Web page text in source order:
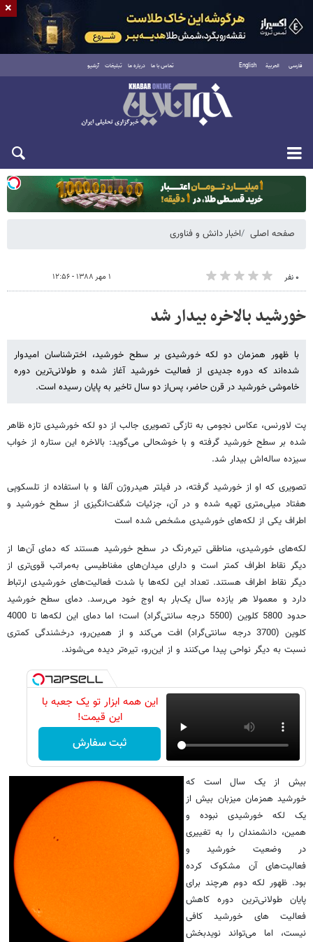
فارسی العربية English تماس با ما درباره ما تبلیغات آرشیو
یکشنبه ۱۸ مرداد ۱۴۰۵
صفحه اصلی اخبار دانش و فناوری
۰ نفر ۱ مهر ۱۳۸۸ - ۱۲:۵۶
خورشید بالاخره بیدار شد
با ظهور همزمان دو لکه خورشیدی بر سطح خورشید، اخترشناسان امیدوار
شده‌اند که دوره جدیدی از فعالیت خورشید آغاز شده و طولانی‌ترین دوره
خاموشی خورشید در قرن حاضر، پس‌از دو سال تاخیر به پایان رسیده است.
پت لاورنس، عکاس نجومی به تازگی تصویری جالب از دو لکه خورشیدی تازه ظاهر
شده بر سطح خورشید گرفته و با خوشحالی می‌گوید: بالاخره این ستاره از خواب
سیزده ساله‌اش بیدار شد.
تصویری که او از خورشید گرفته، در فیلتر هیدروژن آلفا و با استفاده از تلسکوپی
هفتاد میلی‌متری تهیه شده و در آن، جزئیات شگفت‌انگیزی از سطح خورشید و
اطراف یکی از لکه‌های خورشیدی مشخص شده است
لکه‌های خورشیدی، مناطقی تیره‌رنگ در سطح خورشید هستند که دمای آن‌ها از
دیگر نقاط اطراف کمتر است و دارای میدان‌های مغناطیسی به‌مراتب قوی‌تری از
دیگر نقاط اطراف هستند. تعداد این لکه‌ها با شدت فعالیت‌های خورشیدی ارتباط
دارد و معمولا هر یازده سال یک‌بار به اوج خود می‌رسد. دمای سطح خورشید
حدود 5800 کلوین (5500 درجه سانتی‌گراد) است؛ اما دمای این لکه‌ها تا 4000
کلوین (3700 درجه سانتی‌گراد) افت می‌کند و از همین‌رو، درخشندگی کمتری
نسبت به دیگر نواحی پیدا می‌کنند و از این‌رو، تیره‌تر دیده می‌شوند.
این همه ابزار تو یک جعبه با
این قیمت!
ثبت سفارش
بیش از یک سال است که
خورشید همزمان میزبان بیش از
یک لکه خورشیدی نبوده و
همین، دانشمندان را به تغییری
در وضعیت خورشید و
فعالیت‌های آن مشکوک کرده
بود. ظهور لکه دوم هرچند برای
پایان طولانی‌ترین دوره کاهش
فعالیت های خورشید کافی
نیست، اما می‌تواند نویدبخش
×